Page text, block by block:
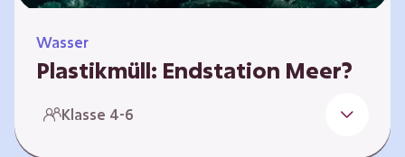
Wasser
Plastikmüll: Endstation Meer?
Plastikmüll im Meer ist eine große Gefahr für
die Umwelt. Tiere können sich darin
Klasse 4-6